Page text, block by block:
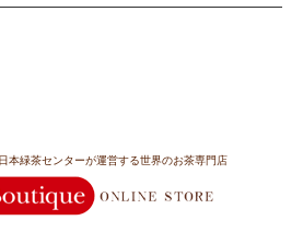
本緑茶センターが運営する世界のお茶専門店